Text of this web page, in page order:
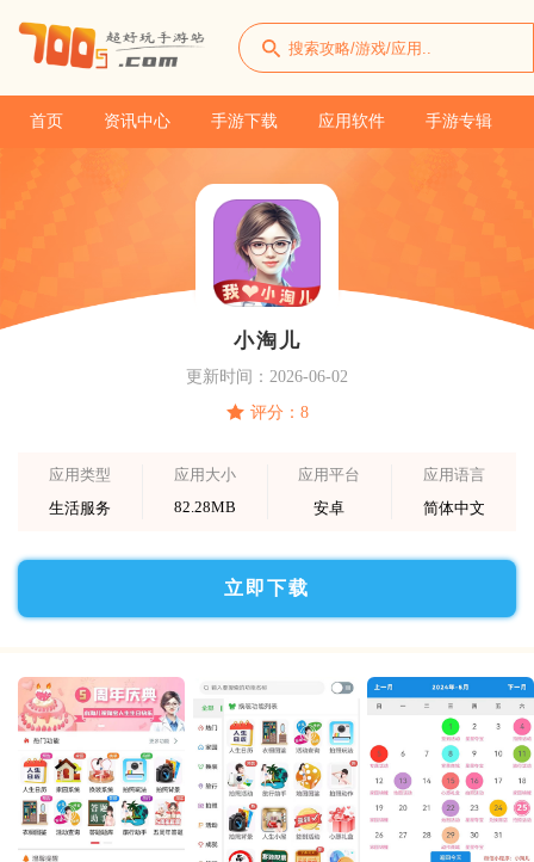
首页 资讯中心 手游下载 应用软件 手游专辑
小淘儿
更新时间：2026-06-02
评分：8
应用类型
生活服务
应用大小
82.28MB
应用平台
安卓
应用语言
简体中文
立即下载